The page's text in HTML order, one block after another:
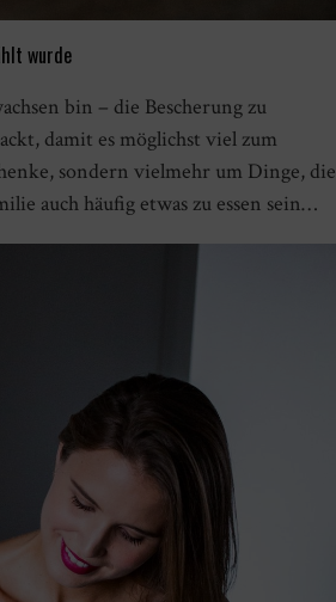
wurde
bin – die Bescherung zu
damit es möglichst viel zum
sondern vielmehr um Dinge, die
auch häufig etwas zu essen sein…